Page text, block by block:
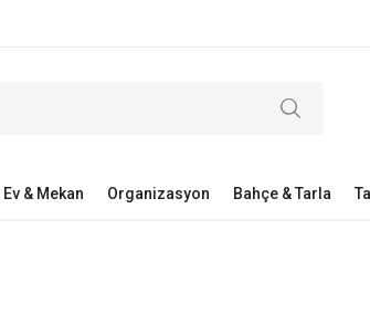
Ev & Mekan Organizasyon Bahçe & Tarla